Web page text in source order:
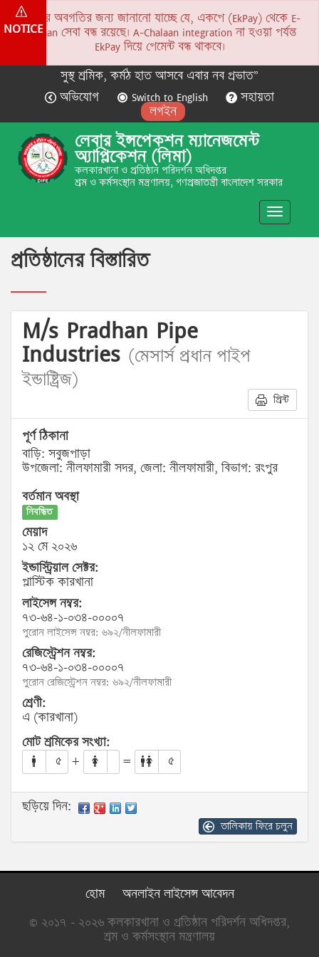
NOTICE
সকলের অবগতির জন্য জানানো যাচ্ছে যে, একপে (EkPay) থেকে E-
Chalaan সেবা বন্ধ রয়েছে। A-Chalaan integration না হওয়া পর্যন্ত
EkPay দিয়ে পেমেন্ট বন্ধ থাকবে।
সুস্থ শ্রমিক, কর্মঠ হাত আসবে এবার নব প্রভাত”
অভিযোগ
Switch to English
সহায়তা
লগইন
লেবার ইন্সপেকশন ম্যানেজমেন্ট
অ্যাপ্লিকেশন (লিমা)
কলকারখানা ও প্রতিষ্ঠান পরিদর্শন অধিদপ্তর
শ্রম ও কর্মসংস্থান মন্ত্রণালয়, গণপ্রজাতন্ত্রী বাংলাদেশ সরকার
Toggle
প্রতিষ্ঠানের বিস্তারিত
M/s Pradhan Pipe
Industries (মেসার্স প্রধান পাইপ
ইন্ডাষ্ট্রিজ)
প্রিন্ট
পূর্ণ ঠিকানা
বাড়ি: সবুজপাড়া
উপজেলা: নীলফামারী সদর, জেলা: নীলফামারী, বিভাগ: রংপুর
বর্তমান অবস্থা
নিবন্ধিত
মেয়াদ
১২ মে ২০২৬
ইন্ডাস্ট্রিয়াল সেক্টর:
প্লাস্টিক কারখানা
লাইসেন্স নম্বর:
৭৩-৬৪-১-০৩৪-০০০০৭
পুরোন লাইসেন্স নম্বর: ৬৯২/নীলফামারী
রেজিস্ট্রেশন নম্বর:
৭৩-৬৪-১-০৩৪-০০০০৭
পুরোন রেজিস্ট্রেশন নম্বর: ৬৯২/নীলফামারী
শ্রেণী:
এ (কারখানা)
মোট শ্রমিকের সংখ্যা:
৫
+ = ৫
ছড়িয়ে দিন:
তালিকায় ফিরে চলুন
হোম
অনলাইন লাইসেন্স আবেদন
© ২০১৭ - ২০২৬ কলকারখানা ও প্রতিষ্ঠান পরিদর্শন অধিদপ্তর,
শ্রম ও কর্মসংস্থান মন্ত্রণালয়